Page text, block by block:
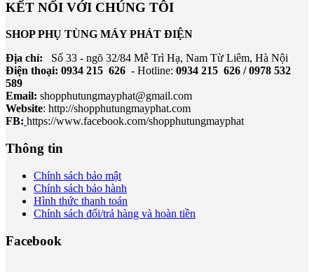
KẾT NỐI VỚI CHÚNG TÔI
SHOP PHỤ TÙNG MÁY PHÁT ĐIỆN
Địa chỉ: Số 33 - ngõ 32/84 Mễ Trì Hạ, Nam Từ Liêm, Hà Nội
Điện thoại: 0934 215 626 - Hotline: 0934 215 626 / 0978 532
589
Email: shopphutungmayphat@gmail.com
Website: http://shopphutungmayphat.com
FB: https://www.facebook.com/shopphutungmayphat
Thông tin
Chính sách bảo mật
Chính sách bảo hành
Hình thức thanh toán
Chính sách đổi/trả hàng và hoàn tiền
Facebook